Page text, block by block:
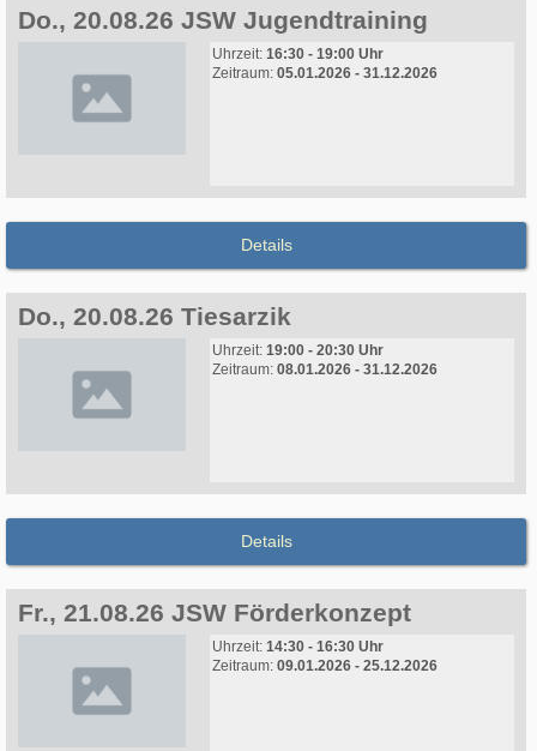
Do., 20.08.26 JSW Jugendtraining
Uhrzeit: 16:30 - 19:00 Uhr
Zeitraum: 05.01.2026 - 31.12.2026
Details
Do., 20.08.26 Tiesarzik
Uhrzeit: 19:00 - 20:30 Uhr
Zeitraum: 08.01.2026 - 31.12.2026
Details
Fr., 21.08.26 JSW Förderkonzept
Uhrzeit: 14:30 - 16:30 Uhr
Zeitraum: 09.01.2026 - 25.12.2026